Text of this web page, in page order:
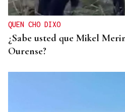
QUEN CHO DIXO
¿Sabe usted que Mikel
Ourense?